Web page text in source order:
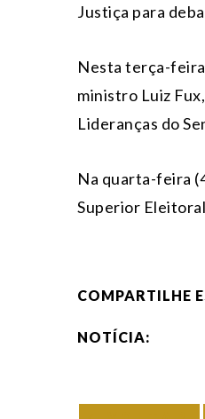
Justiça para
Nesta terça-
ministro Luiz
Lideranças do
Na quarta-feira
Superior
COMPARTILHE
NOTÍCIA: